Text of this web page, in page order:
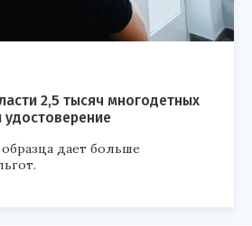
2,5 тысяч многодетных
дает больше